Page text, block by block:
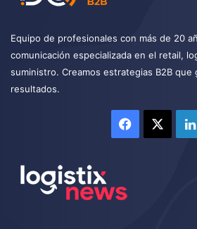
Equipo de profesionales con más de 20
comunicación especializada en el retail,
suministro. Creamos estrategias B2B que
resultados.
Facebook